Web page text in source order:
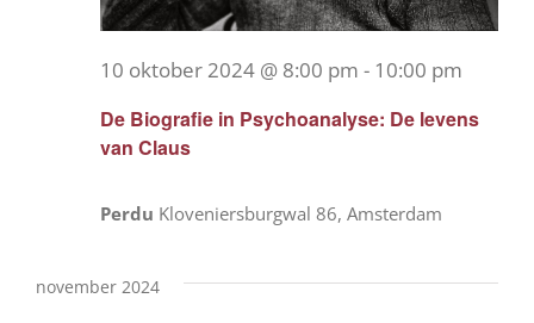
De Biografie in Psychoanalyse: De levens
van Claus
10 oktober 2024 @ 8:00 pm - 10:00 pm
Perdu Kloveniersburgwal 86, Amsterdam
november 2024